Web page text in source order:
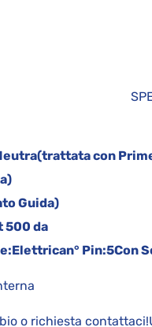
con
Guida)
500 da
Elettrican° Pin:5Con
o richiesta